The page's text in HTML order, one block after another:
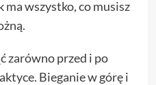
ma wszystko, co musisz
zarówno przed i po
Bieganie w górę i